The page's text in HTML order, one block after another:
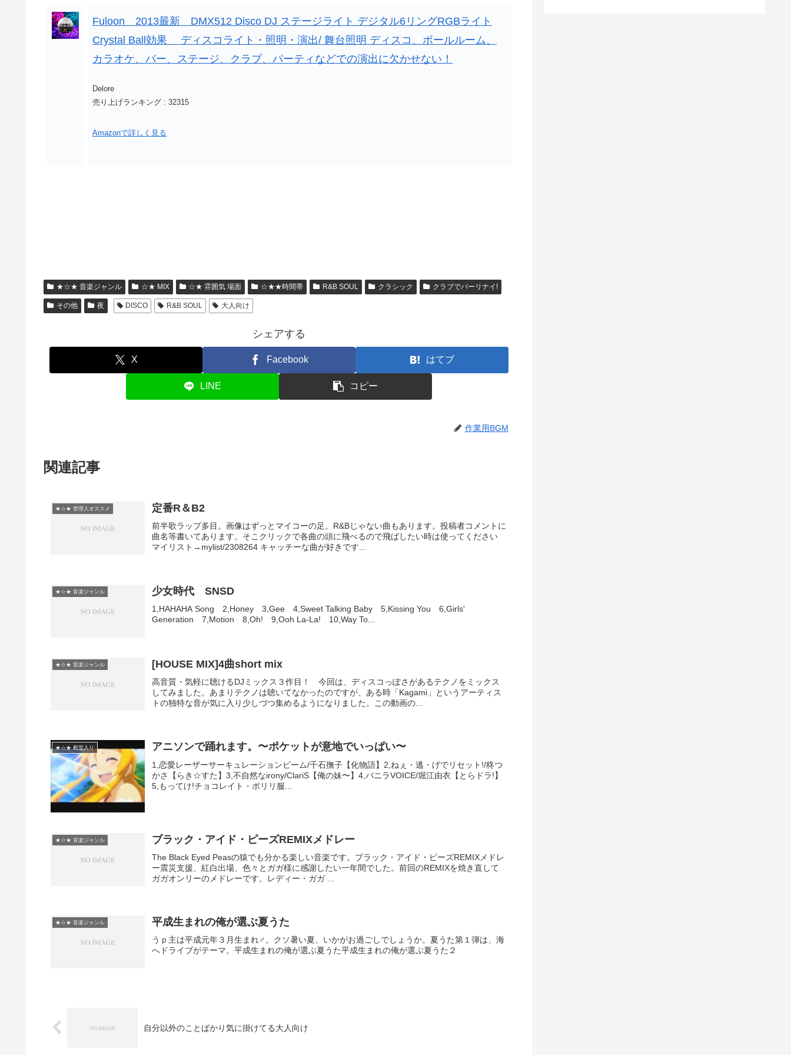
Fuloon 2013最新 DMX512 Disco DJ ステージライト デジタル6リングRGBライト
Crystal Ball効果 ディスコライト・照明・演出/ 舞台照明 ディスコ、ボールルーム、
カラオケ、バー、ステージ、クラブ、パーティなどでの演出に欠かせない！
Delore
売り上げランキング : 32315
Amazonで詳しく見る
★☆★ 音楽ジャンル ☆★ MIX ☆★ 雰囲気 場面 ☆★★時間帯 R&B SOUL クラシック クラブでパーリナイ!
その他 夜 DISCO R&B SOUL 大人向け
シェアする
X Facebook はてブ
LINE コピー
作業用BGM
関連記事
★☆★ 管理人オススメ 定番R＆B2
前半歌ラップ多目。画像はずっとマイコーの足。R&Bじゃない曲もあります。投稿者コメントに
曲名等書いてあります。そこクリックで各曲の頭に飛べるので飛ばしたい時は使ってください
マイリスト→mylist/2308264 キャッチーな曲が好きです...
★☆★ 音楽ジャンル 少女時代 SNSD
1,HAHAHA Song 2,Honey 3,Gee 4,Sweet Talking Baby 5,Kissing You 6,Girls'
Generation 7,Motion 8,Oh! 9,Ooh La-La! 10,Way To...
★☆★ 音楽ジャンル [HOUSE MIX]4曲short mix
高音質・気軽に聴けるDJミックス３作目！ 今回は、ディスコっぽさがあるテクノをミックス
してみました。あまりテクノは聴いてなかったのですが、ある時「Kagami」というアーティス
トの独特な音が気に入り少しづつ集めるようになりました。この動画の...
★☆★ 殿堂入り アニソンで踊れます。〜ポケットが意地でいっぱい〜
1,恋愛レーザーサーキュレーションビーム/千石撫子【化物語】2,ねぇ・逃・げでリセット!/柊つ
かさ【らき☆すた】3,不自然なirony/ClariS【俺の妹〜】4,バニラVOICE/堀江由衣【とらドラ!】
5,もってけ!チョコレイト・ポリリ服...
★☆★ 音楽ジャンル ブラック・アイド・ピーズREMIXメドレー
The Black Eyed Peasの猿でも分かる楽しい音楽です。ブラック・アイド・ピーズREMIXメドレ
ー震災支援、紅白出場、色々とガガ様に感謝したい一年間でした。前回のREMIXを焼き直して
ガガオンリーのメドレーです。レディー・ガガ ...
★☆★ 音楽ジャンル 平成生まれの俺が選ぶ夏うた
うｐ主は平成元年３月生まれ♂。クソ暑い夏、いかがお過ごしでしょうか。夏うた第１弾は、海
へドライブがテーマ。平成生まれの俺が選ぶ夏うた平成生まれの俺が選ぶ夏うた２
自分以外のことばかり気に掛けてる大人向け